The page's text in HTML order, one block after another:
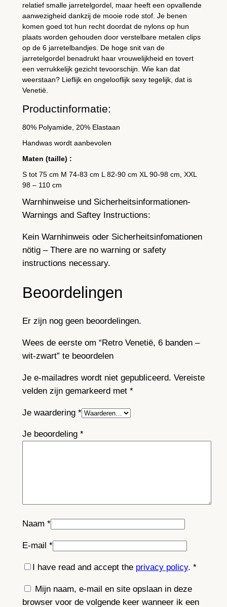
a
n
a
l
relatief smalle jarretelgordel, maar heeft een opvallende
aanwezigheid dankzij de mooie rode stof. Je benen
komen goed tot hun recht doordat de nylons op hun
plaats worden gehouden door verstelbare metalen clips
op de 6 jarretelbandjes. De hoge snit van de
jarretelgordel benadrukt haar vrouwelijkheid en tovert
een verrukkelijk gezicht tevoorschijn. Wie kan dat
weerstaan? Lieflijk en ongelooflijk sexy tegelijk, dat is
Venetië.
Productinformatie:
80% Polyamide, 20% Elastaan
Handwas wordt aanbevolen
Maten (taille) :
S tot 75 cm M 74-83 cm L 82-90 cm XL 90-98 cm, XXL
98 – 110 cm
Warnhinweise und Sicherheitsinformationen-
Warnings and Saftey Instructions:
Kein Warnhinweis oder Sicherheitsinfomationen
nötig – There are no warning or safety
instructions necessary.
Beoordelingen
Er zijn nog geen beoordelingen.
Wees de eerste om “Retro Venetië, 6 banden –
wit-zwart” te beoordelen
Je e-mailadres wordt niet gepubliceerd. Vereiste
velden zijn gemarkeerd met *
Je waardering *
Je beoordeling *
Naam *
E-mail *
I have read and accept the privacy policy. *
Mijn naam, e-mail en site opslaan in deze
browser voor de volgende keer wanneer ik een